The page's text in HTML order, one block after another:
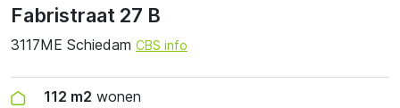
Fabristraat 27 B
3117ME Schiedam CBS info
112 m2 wonen